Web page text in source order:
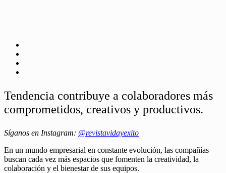
Tendencia contribuye a colaboradores más
comprometidos, creativos y productivos.
Síganos en Instagram: @revistavidayexito
En un mundo empresarial en constante evolución, las compañías
buscan cada vez más espacios que fomenten la creatividad, la
colaboración y el bienestar de sus equipos.